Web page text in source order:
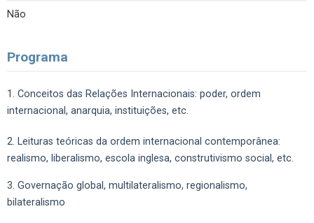
Não
Programa
1. Conceitos das Relações Internacionais: poder, ordem
internacional, anarquia, instituições, etc.
2. Leituras teóricas da ordem internacional contemporânea:
realismo, liberalismo, escola inglesa, construtivismo social, etc.
3. Governação global, multilateralismo, regionalismo,
bilateralismo